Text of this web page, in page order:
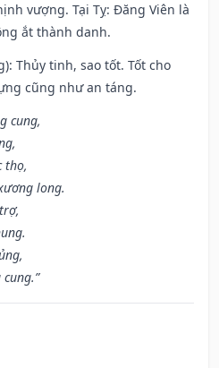
vượng. Tại Tỵ: Đăng Viên là
ắt thành danh.
Thủy tinh, sao tốt. Tốt cho
cũng như an táng.
cung,
thọ,
long.